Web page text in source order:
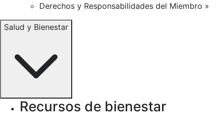
Derechos y Responsabilidades del Miembro »
Salud y Bienestar
Recursos de bienestar